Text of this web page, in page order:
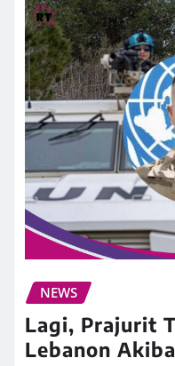
NEWS
Lagi, Prajurit
Lebanon